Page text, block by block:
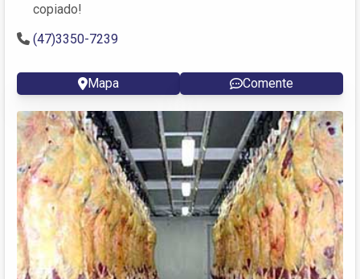
copiado!
(47)3350-7239
Mapa Comente